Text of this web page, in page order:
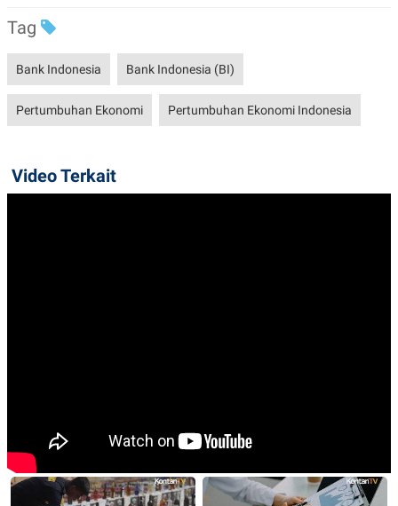
D
SITEMAPPROFILETERM
OF
USE
SIBER
PRIVACY
Tag
Bank Indonesia Bank Indonesia (BI)
Pertumbuhan Ekonomi Pertumbuhan Ekonomi Indonesia
Video Terkait